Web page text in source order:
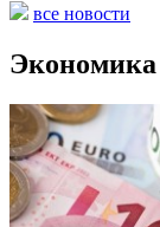
все новости
Экономика